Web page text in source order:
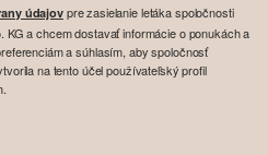
údajovpre zasielanie letáka spoločnosti
a chcem dostavať informácie o ponukách a
a súhlasím, aby spoločnosť
na tento účel používateľský profil